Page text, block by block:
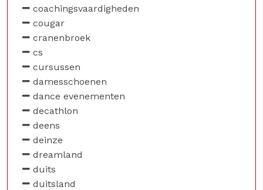
coachingsvaardigheden
cougar
cranenbroek
cs
cursussen
damesschoenen
dance evenementen
decathlon
deens
deinze
dreamland
duits
duitsland